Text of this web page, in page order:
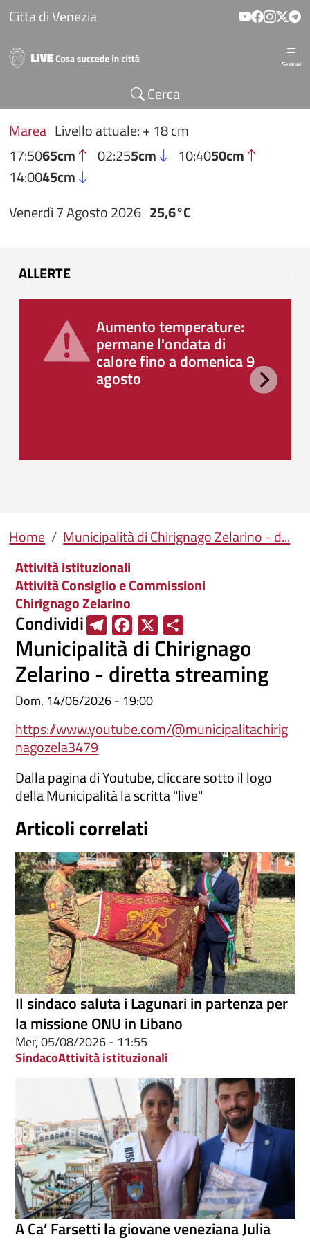
Salta al contenuto principale
Citta di Venezia
Sezioni
Cerca
Marea Livello attuale: + 18 cm
17:5065cm 02:255cm 10:4050cm
14:0045cm
Venerdì 7 Agosto 2026 25,6°C
ALLERTE
Aumento temperature:
permane l'ondata di
calore fino a domenica 9
agosto
Briciole di pane
Home
Municipalità di Chirignago Zelarino - d...
Attività istituzionali
Attività Consiglio e Commissioni
Chirignago Zelarino
Condividi
e
e
g
r
a
e
b
o
h
a
r
Municipalità di Chirignago
Zelarino - diretta streaming
Dom, 14/06/2026 - 19:00
https://www.youtube.com/@municipalitachirig
nagozela3479
Dalla pagina di Youtube, cliccare sotto il logo
della Municipalità la scritta "live"
Articoli correlati
Il sindaco saluta i Lagunari in partenza per
la missione ONU in Libano
Mer, 05/08/2026 - 11:55
SindacoAttività istituzionali
A Ca’ Farsetti la giovane veneziana Julia